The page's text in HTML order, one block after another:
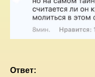
Ответ: